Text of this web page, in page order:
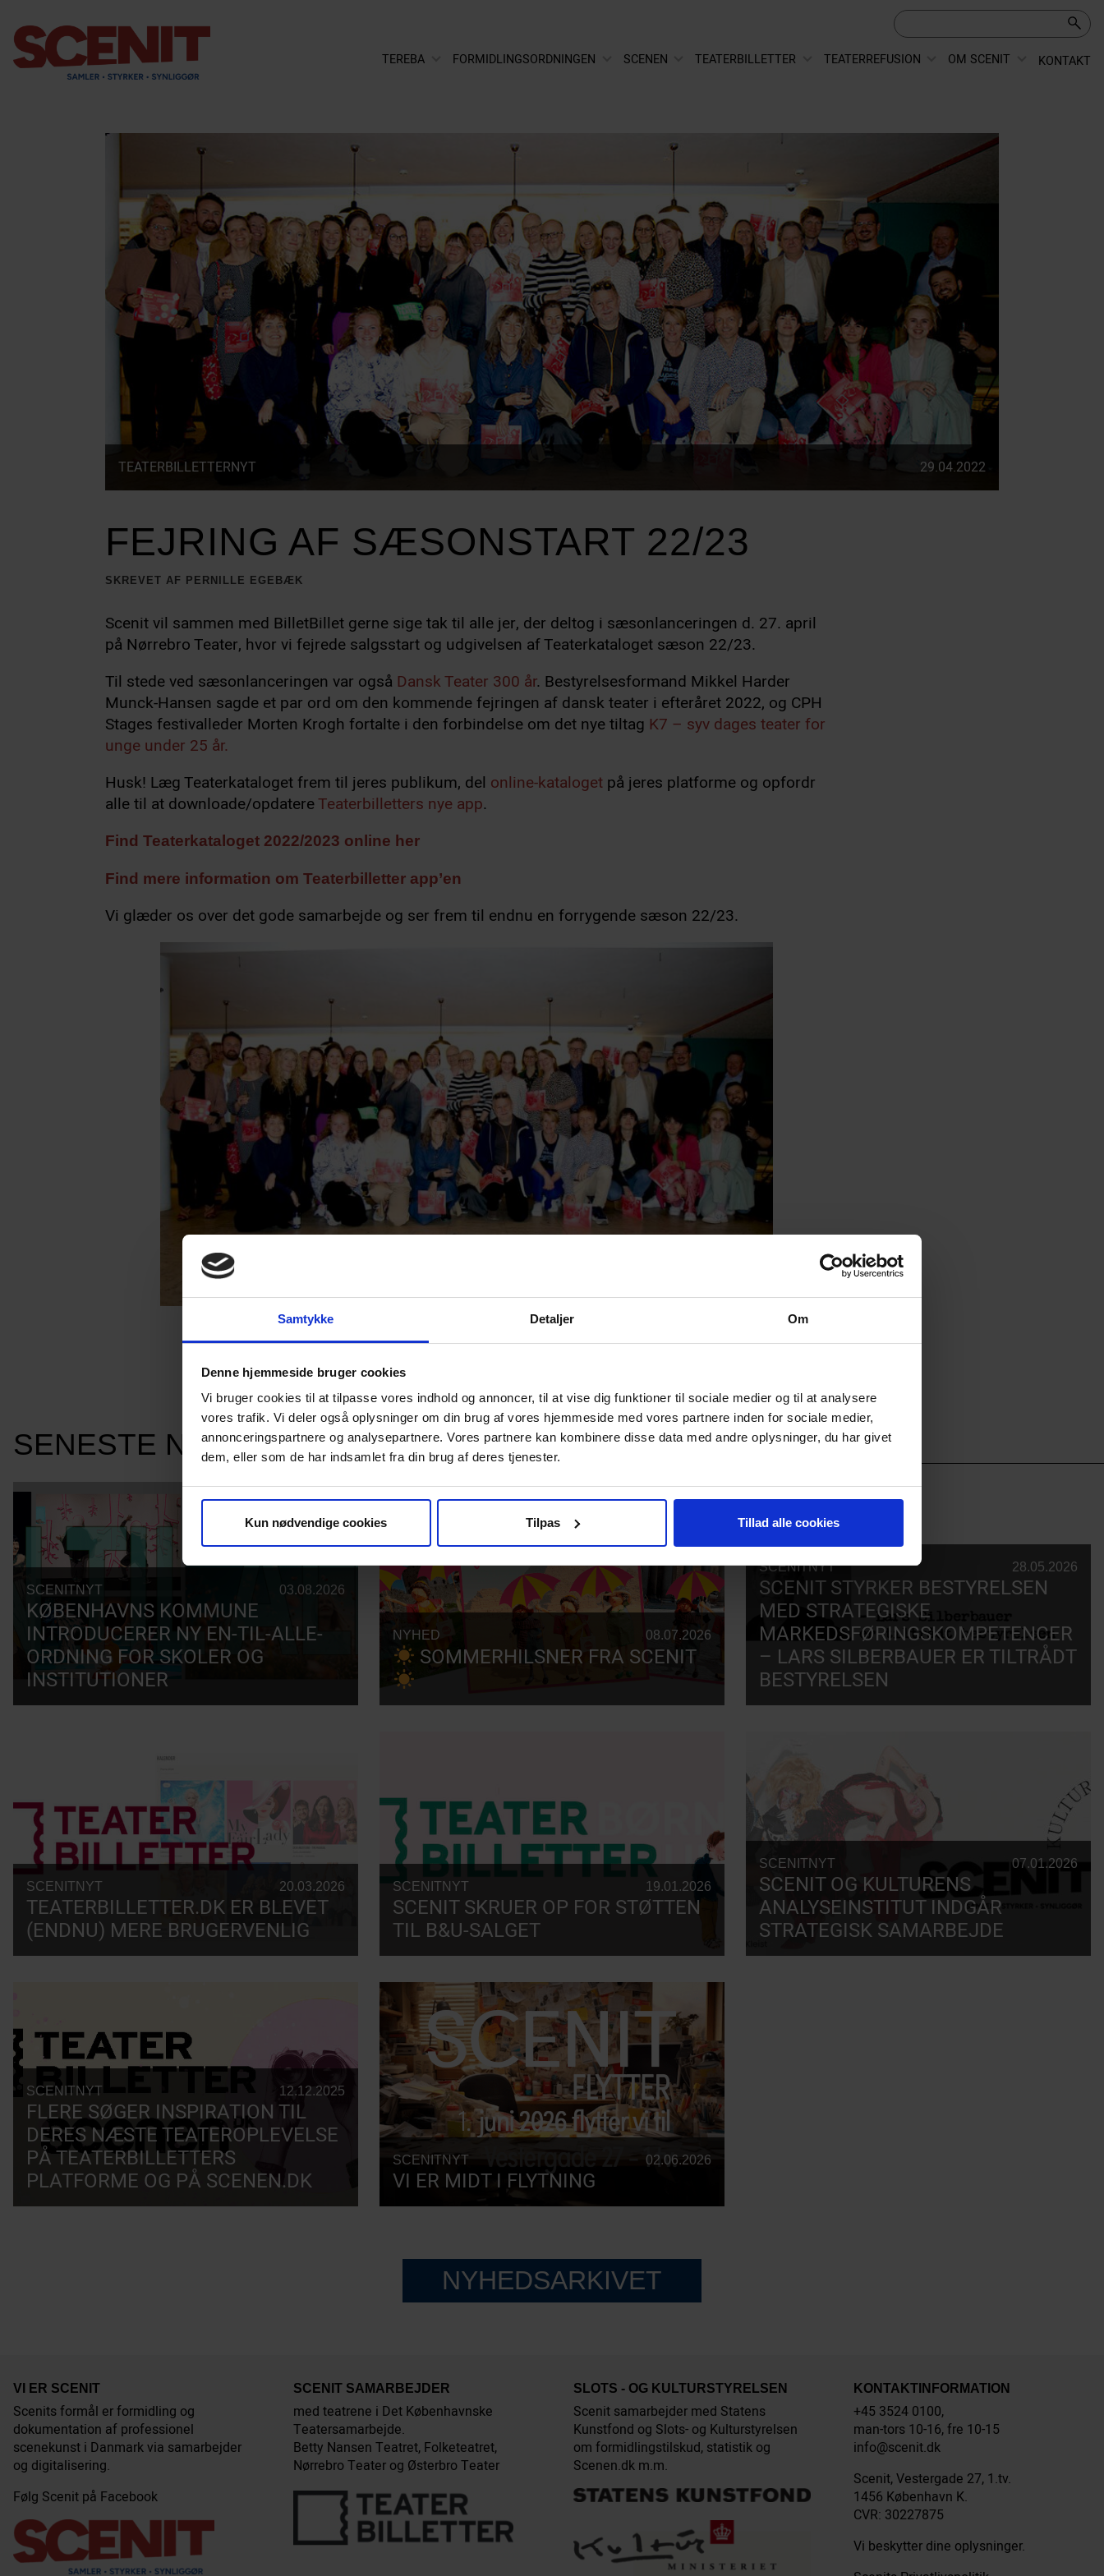
Samtykke Detaljer Om
Denne hjemmeside bruger cookies
Vi bruger cookies til at tilpasse vores indhold og annoncer, til at vise dig funktioner til sociale medier og til at analysere
vores trafik. Vi deler også oplysninger om din brug af vores hjemmeside med vores partnere inden for sociale medier,
annonceringspartnere og analysepartnere. Vores partnere kan kombinere disse data med andre oplysninger, du har givet
dem, eller som de har indsamlet fra din brug af deres tjenester.
Kun nødvendige cookies Tilpas Tillad alle cookies
scenit.dk
TEREBA FORMIDLINGSORDNINGEN SCENEN TEATERBILLETTER TEATERREFUSION OM SCENIT KONTAKT
TEATERBILLETTERNYT 29.04.2022
FEJRING AF SÆSONSTART 22/23
SKREVET AF PERNILLE EGEBÆK
Scenit vil sammen med BilletBillet gerne sige tak til alle jer, der deltog i sæsonlanceringen d. 27. april
på Nørrebro Teater, hvor vi fejrede salgsstart og udgivelsen af Teaterkataloget sæson 22/23.
Til stede ved sæsonlanceringen var også Dansk Teater 300 år. Bestyrelsesformand Mikkel Harder
Munck-Hansen sagde et par ord om den kommende fejringen af dansk teater i efteråret 2022, og CPH
Stages festivalleder Morten Krogh fortalte i den forbindelse om det nye tiltag K7 – syv dages teater for
unge under 25 år.
Husk! Læg Teaterkataloget frem til jeres publikum, del online-kataloget på jeres platforme og opfordr
alle til at downloade/opdatereTeaterbilletters nye app.
Find Teaterkataloget 2022/2023 online her
Find mere information om Teaterbilletter app’en
Vi glæder os over det gode samarbejde og ser frem til endnu en forrygende sæson 22/23.
SENESTE NYHEDER
SCENITNYT 03.08.2026
KØBENHAVNS KOMMUNE
INTRODUCERER NY EN-TIL-ALLE-
ORDNING FOR SKOLER OG
INSTITUTIONER
NYHED 08.07.2026
SOMMERHILSNER FRA SCENIT
SCENITNYT 28.05.2026
SCENIT STYRKER BESTYRELSEN
MED STRATEGISKE
MARKEDSFØRINGSKOMPETENCER
– LARS SILBERBAUER ER TILTRÅDT
BESTYRELSEN
SCENITNYT 20.03.2026
TEATERBILLETTER.DK ER BLEVET
(ENDNU) MERE BRUGERVENLIG
SCENITNYT 19.01.2026
SCENIT SKRUER OP FOR STØTTEN
TIL B&U-SALGET
SCENITNYT 07.01.2026
SCENIT OG KULTURENS
ANALYSEINSTITUT INDGÅR
STRATEGISK SAMARBEJDE
SCENITNYT 12.12.2025
FLERE SØGER INSPIRATION TIL
DERES NÆSTE TEATEROPLEVELSE
PÅ TEATERBILLETTERS
PLATFORME OG PÅ SCENEN.DK
SCENITNYT 02.06.2026
VI ER MIDT I FLYTNING
NYHEDSARKIVET
VI ER SCENIT
Scenits formål er formidling og
dokumentation af professionel
scenekunst i Danmark via samarbejder
og digitalisering.
Følg Scenit på Facebook
SCENIT SAMARBEJDER
med teatrene i Det Københavnske
Teatersamarbejde.
Betty Nansen Teatret, Folketeatret,
Nørrebro Teater og Østerbro Teater
SLOTS - OG KULTURSTYRELSEN
Scenit samarbejder med Statens
Kunstfond og Slots- og Kulturstyrelsen
om formidlingstilskud, statistik og
Scenen.dk m.m.
KONTAKTINFORMATION
+45 3524 0100,
man-tors 10-16, fre 10-15
info@scenit.dk
Scenit, Vestergade 27, 1.tv.
1456 København K.
CVR: 30227875
Vi beskytter dine oplysninger.